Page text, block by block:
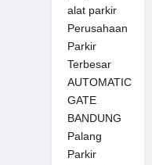
alat parkir
Perusahaan
Parkir
Terbesar
AUTOMATIC
GATE
BANDUNG
Palang
Parkir